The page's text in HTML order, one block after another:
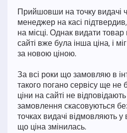
Прийшовши на точку видачі
менеджер на касі
на місці. Однак видати
сайті вже була інша ціна, і
за новою ціною.
За всі роки що замовляю в
такого погано сервісу ще не
ціни на сайті не відповідають
замовлення скасовуються
точках видачі відмовляють
що ціна змінилась.